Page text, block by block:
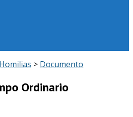
Homilias > Documento
Ordinario